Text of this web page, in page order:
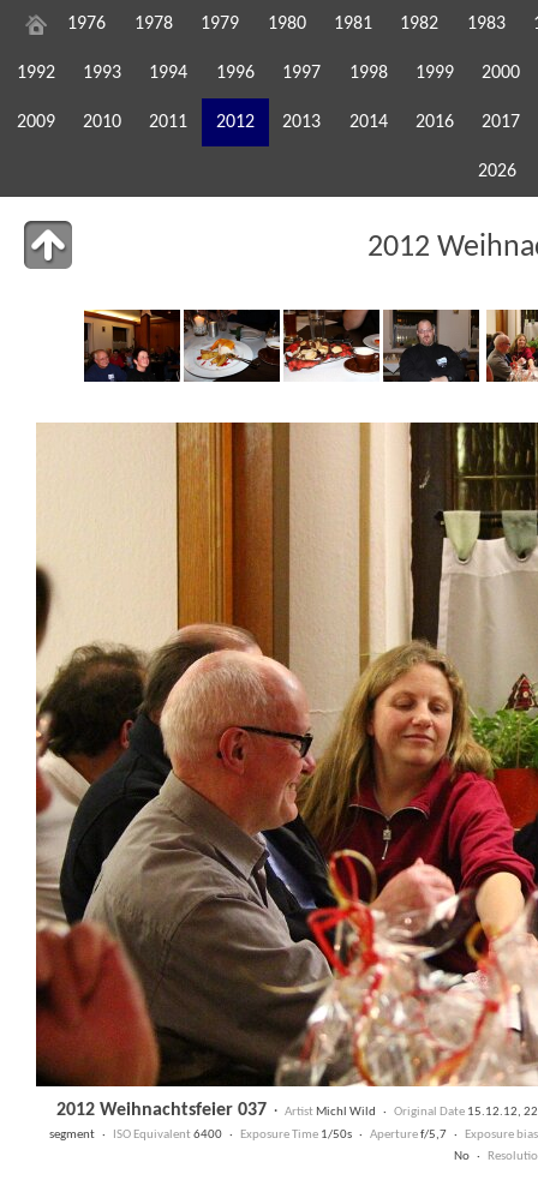
1976 1978 1979 1980 1981 1982 1983
1992 1993 1994 1996 1997 1998 1999 2000
2009 2010 2011 2012 2013 2014 2016 2017
2026
2012
2012 Weihnachtsfeier 037 · ArtistMichl Wild · Original Date15.12.12,
segment · ISO Equivalent6400 · Exposure Time 1/50s · Aperturef/5,7 · Exposure bias
No ·